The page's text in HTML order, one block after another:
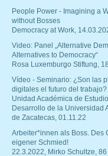
People Power - Imagining a
without Bosses
Democracy at Work,
Video: Panel „Alternative
Alternatives to Democracy“
Rosa Luxemburgo Stiftung,
Vídeo - Seminario: ¿Son las
digitales el futuro del trabajo?
Unidad Académica de
Desarrollo de la Universidad
de Zacatecas, 01.11.22
Arbeiter*innen als Boss. Des
eigener Schmied!
22.3.2022, Mirko Schultze, 86